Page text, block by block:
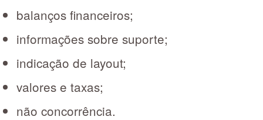
balanços financeiros;
informações sobre suporte;
indicação de layout;
valores e taxas;
não concorrência.